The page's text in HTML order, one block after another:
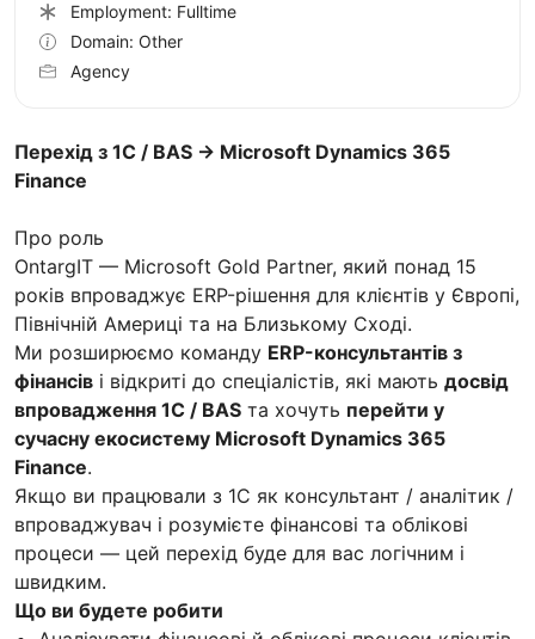
Перехід з 1С / BAS → Microsoft Dynamics 365
Finance
Про роль
OntargIT — Microsoft Gold Partner, який понад 15
років впроваджує ERP-рішення для клієнтів у Європі,
Північній Америці та на Близькому Сході.
Ми розширюємо команду ERP-консультантів з
фінансів і відкриті до спеціалістів, які мають досвід
впровадження 1С / BAS та хочуть перейти у
сучасну екосистему Microsoft Dynamics 365
Finance.
Якщо ви працювали з 1С як консультант / аналітик /
впроваджувач і розумієте фінансові та облікові
процеси — цей перехід буде для вас логічним і
швидким.
Що ви будете робити
Employment: Fulltime
Domain: Other
Agency